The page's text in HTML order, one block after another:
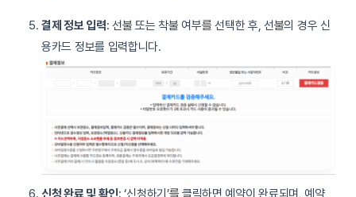
결제 정보 입력: 선불 또는 착불 여부를 선택한 후, 선불의 경우 신
용카드 정보를 입력합니다.
신청 완료 및 확인: ‘신청하기’를 클릭하면 예약이 완료되며, 예약